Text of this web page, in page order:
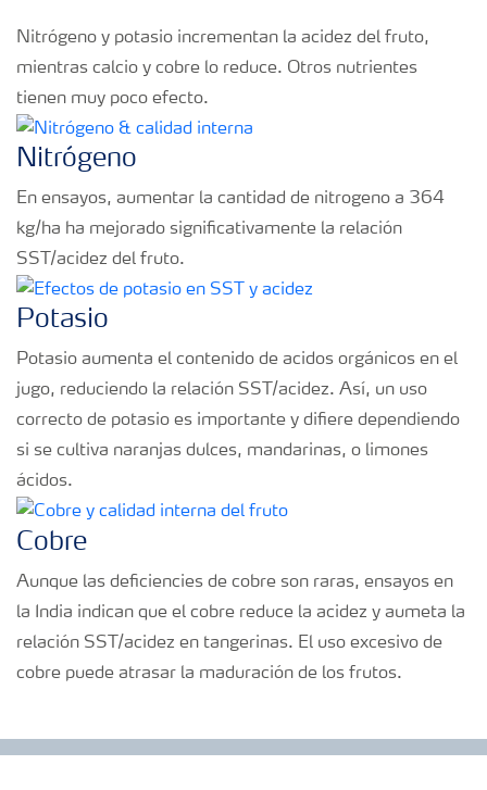
Nitrógeno y potasio incrementan la acidez del fruto,
mientras calcio y cobre lo reduce. Otros nutrientes
tienen muy poco efecto.
Nitrógeno
En ensayos, aumentar la cantidad de nitrogeno a 364
kg/ha ha mejorado significativamente la relación
SST/acidez del fruto.
Potasio
Potasio aumenta el contenido de acidos orgánicos en el
jugo, reduciendo la relación SST/acidez. Así, un uso
correcto de potasio es importante y difiere dependiendo
si se cultiva naranjas dulces, mandarinas, o limones
ácidos.
Cobre
Aunque las deficiencies de cobre son raras, ensayos en
la India indican que el cobre reduce la acidez y aumeta la
relación SST/acidez en tangerinas. El uso excesivo de
cobre puede atrasar la maduración de los frutos.